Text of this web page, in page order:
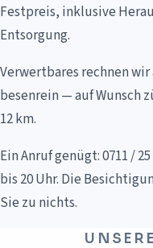
Festpreis, inklusive
Entsorgung.
Verwertbares rechnen
besenrein — auf Wunsch
12 km.
Ein Anruf genügt: 0711 /
bis 20 Uhr. Die
Sie zu nichts.